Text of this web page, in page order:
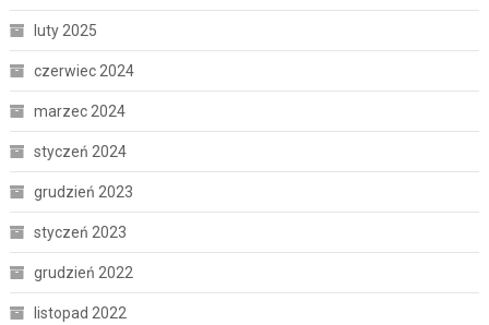
luty 2025
czerwiec 2024
marzec 2024
styczeń 2024
grudzień 2023
styczeń 2023
grudzień 2022
listopad 2022